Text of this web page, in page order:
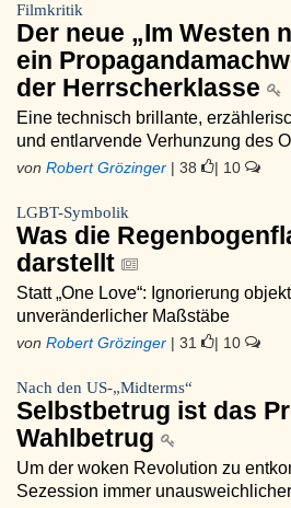
Filmkritik
Der neue „Im Westen
ein
der Herrscherklasse
Eine technisch brillante,
und entlarvende Verhunzung des
von Robert Grözinger | 38 | 10
LGBT-Symbolik
Was die
darstellt
Statt „One Love“: Ignorierung
unveränderlicher Maßstäbe
von Robert Grözinger | 31 | 10
Nach den US-„Midterms“
Selbstbetrug ist das
Wahlbetrug
Um der woken Revolution zu
Sezession immer unausweichlicher